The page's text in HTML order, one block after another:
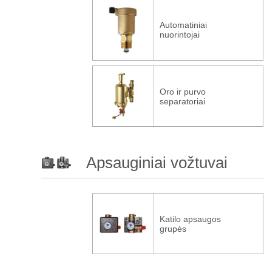
Automatiniai
nuorintojai
Oro ir purvo
separatoriai
Apsauginiai vožtuvai
Katilo apsaugos
grupės